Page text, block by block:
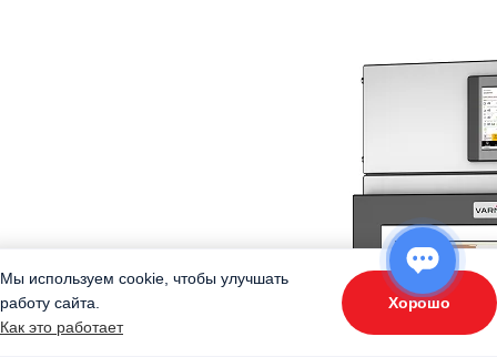
Мы используем cookie, чтобы улучшать
работу сайта.
Как это работает
Хорошо
«Подберите оборудование»